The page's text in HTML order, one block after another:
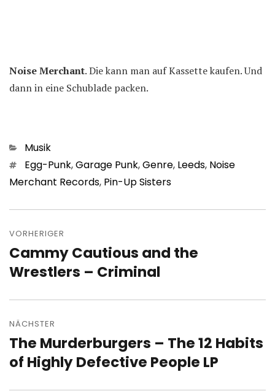
Noise Merchant. Die kann man auf Kassette kaufen. Und
dann in eine Schublade packen.
Kategorien
Musik
Schlagwörter
Egg-Punk,Garage Punk,Genre, Leeds, Noise
Merchant Records, Pin-Up Sisters
VORHERIGER
Vorheriger
Beitrag:
Cammy Cautious and the
Wrestlers – Criminal
NÄCHSTER
Nächster
Beitrag:
The Murderburgers – The 12 Habits
of Highly Defective People LP